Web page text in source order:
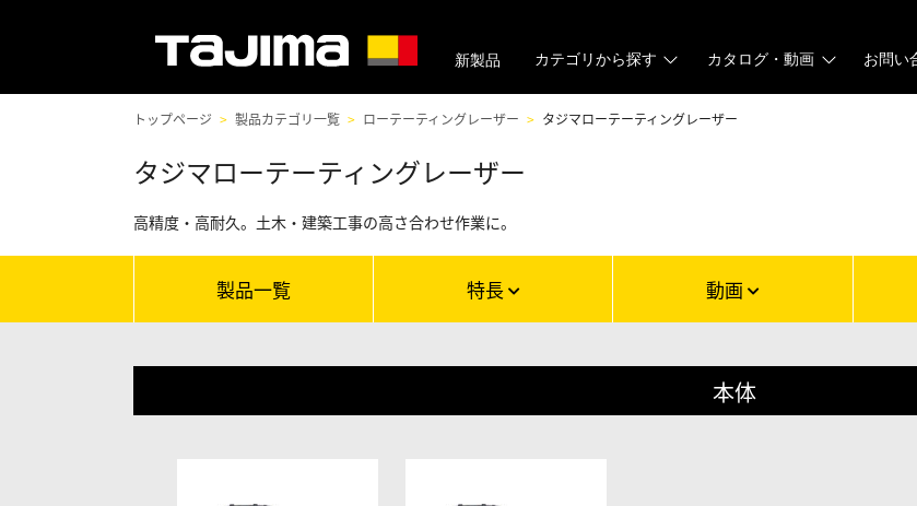
新製品 カテゴリから探す カタログ・動画 お問い
トップページ 製品カテゴリ一覧 ローテーティングレーザー タジマローテーティングレーザー
タジマローテーティングレーザー
高精度・高耐久。土木・建築工事の高さ合わせ作業に。
製品一覧 特長 動画
本体